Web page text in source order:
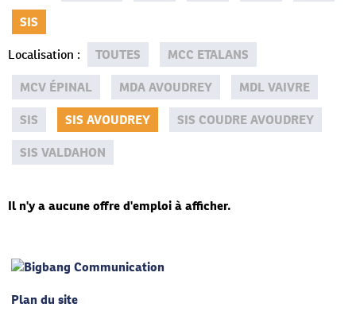
SIS
Localisation : TOUTES
MCC ETALANS
MCV ÉPINAL
MDA AVOUDREY
MDL VAIVRE
SIS
SIS AVOUDREY
SIS COUDRE AVOUDREY
SIS VALDAHON
Il n'y a aucune offre d'emploi à afficher.
Plan du site